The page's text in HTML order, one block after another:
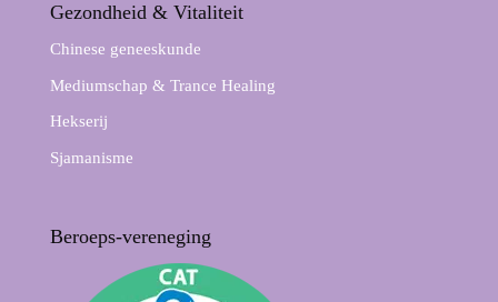
Gezondheid & Vitaliteit
Chinese geneeskunde
Mediumschap & Trance Healing
Hekserij
Sjamanisme
Beroeps-vereneging